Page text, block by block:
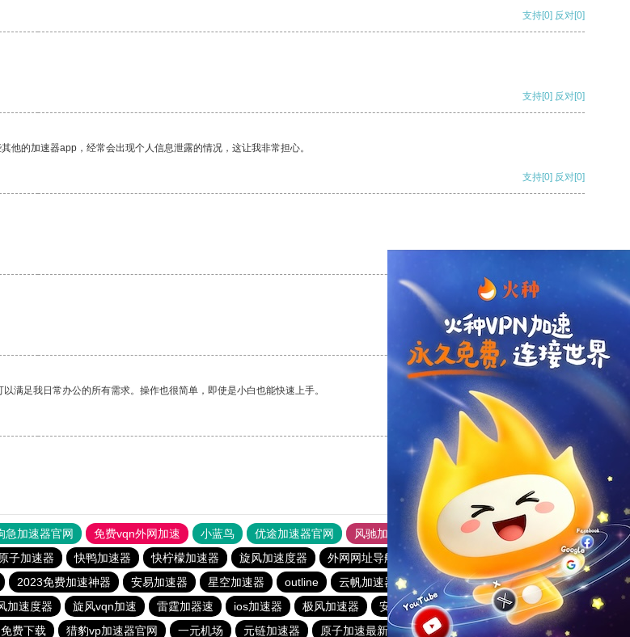
支持[0] 反对[0]
支持[0] 反对[0]
的加速器app，经常会出现个人信息泄露的情况，这让我非常担心。
支持[0] 反对[0]
支持 [0] 反对 [0]
满足我日常办公的所有需求。操作也很简单，即使是小白也能快速上手。
支持
急加速器官网 免费vqn外网加速 小蓝鸟 优途加速器官网 风驰加速器
旋风加速器
原子加速器 快鸭加速器 快柠檬加速器 旋风加速度器 外网网址导航 软件中心 雷霆加速
狂飙加速器
2023免费加速神器 安易加速器 星空加速器 outline 云帆加速器 toto加速器
黑洞vqn加速
加速度器 旋风vqn加速 雷霆加器速 ios加速器 极风加速器 安卓加速器梯子
银河加速海外网络
费下载 猎豹vp加速器官网 一元机场 元链加速器 原子加速最新下载 2023免费加速神器